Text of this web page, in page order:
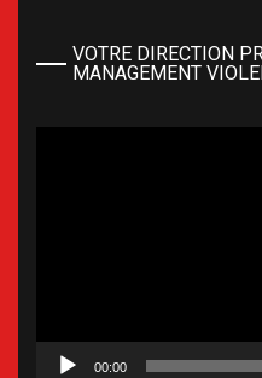
VOTRE DIRECTION
MANAGEMENT
00:00